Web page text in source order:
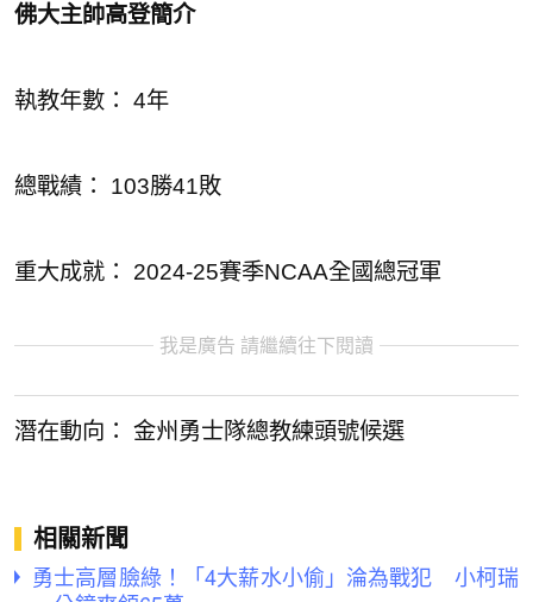
佛大主帥高登簡介
執教年數： 4年
總戰績： 103勝41敗
重大成就： 2024-25賽季NCAA全國總冠軍
我是廣告 請繼續往下閱讀
潛在動向： 金州勇士隊總教練頭號候選
相關新聞
勇士高層臉綠！「4大薪水小偷」淪為戰犯 小柯瑞